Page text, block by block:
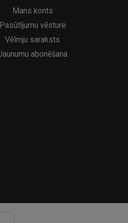
8.95€
Mans konts
Pasūtījumu vēsture
Vēlmju saraksts
abonēšana